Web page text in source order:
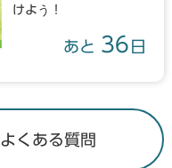
けよう！
あと 36 日
よくある質問